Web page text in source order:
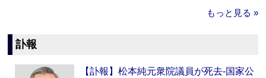
もっと見る »
訃報
【訃報】松本純元衆院議員が死去‐国家公